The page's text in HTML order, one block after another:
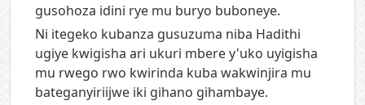
gusohoza idini rye mu buryo buboneye.
Ni itegeko kubanza gusuzuma niba Hadithi
ugiye kwigisha ari ukuri mbere y'uko uyigisha
mu rwego rwo kwirinda kuba wakwinjira mu
bateganyiriijwe iki gihano gihambaye.